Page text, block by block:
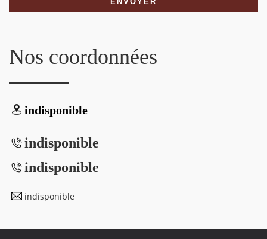
Nos coordonnées
indisponible
indisponible
indisponible
indisponible